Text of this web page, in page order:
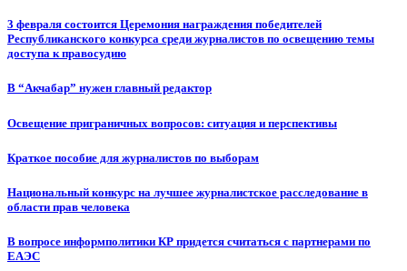
3 февраля состоится Церемония награждения победителей
Республиканского конкурса среди журналистов по освещению темы
доступа к правосудию
В “Акчабар” нужен главный редактор
Освещение приграничных вопросов: ситуация и перспективы
Краткое пособие для журналистов по выборам
Национальный конкурс на лучшее журналистское расследование в
области прав человека
В вопросе информполитики КР придется считаться с партнерами по
ЕАЭС